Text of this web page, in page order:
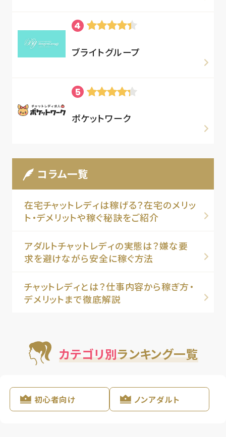
ブライトグループ
ポケットワーク
コラム一覧
在宅チャットレディは稼げる？在宅のメリッ
ト・デメリットや稼ぐ秘訣をご紹介
アダルトチャットレディの実態は？嫌な要
求を避けながら安全に稼ぐ方法
チャットレディとは？仕事内容から稼ぎ方・
デメリットまで徹底解説
カテゴリ別ランキング一覧
初心者向け ノンアダルト